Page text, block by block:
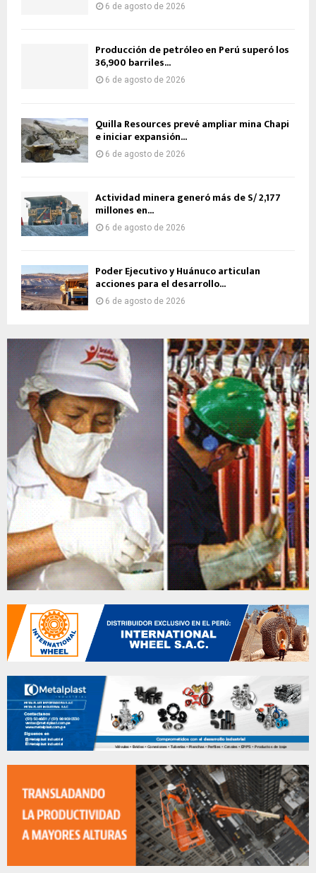
6 de agosto de 2026
Producción de petróleo en Perú superó los
36,900 barriles...
6 de agosto de 2026
Quilla Resources prevé ampliar mina Chapi
e iniciar expansión...
6 de agosto de 2026
Actividad minera generó más de S/ 2,177
millones en...
6 de agosto de 2026
Poder Ejecutivo y Huánuco articulan
acciones para el desarrollo...
6 de agosto de 2026